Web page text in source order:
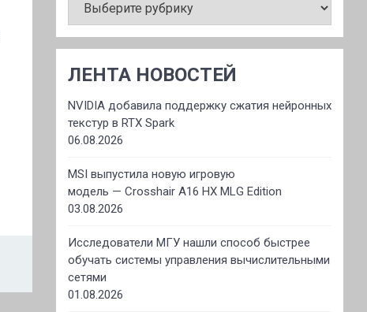
ЛЕНТА НОВОСТЕЙ
NVIDIA добавила поддержку сжатия нейронных
текстур в RTX Spark
06.08.2026
MSI выпустила новую игровую
модель — Crosshair A16 HX MLG Edition
03.08.2026
Исследователи МГУ нашли способ быстрее
обучать системы управления вычислительными
сетями
01.08.2026